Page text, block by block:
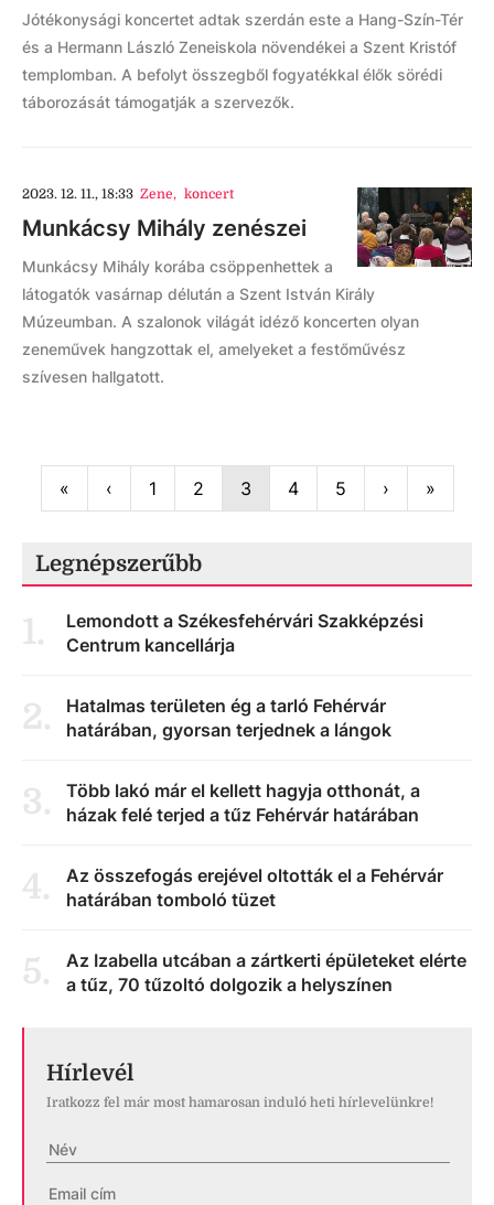
Jótékonysági koncertet adtak szerdán este a Hang-Szín-Tér
és a Hermann László Zeneiskola növendékei a Szent Kristóf
templomban. A befolyt összegből fogyatékkal élők sörédi
táborozását támogatják a szervezők.
2023. 12. 11., 18:33 Zene, koncert
Munkácsy Mihály zenészei
Munkácsy Mihály korába csöppenhettek a
látogatók vasárnap délután a Szent István Király
Múzeumban. A szalonok világát idéző koncerten olyan
zeneművek hangzottak el, amelyeket a festőművész
szívesen hallgatott.
«First ‹Previous
1 2 3 4 5 ›Next»Last
Legnépszerűbb
1.
Lemondott a Székesfehérvári Szakképzési
Centrum kancellárja
2.
Hatalmas területen ég a tarló Fehérvár
határában, gyorsan terjednek a lángok
3.
Több lakó már el kellett hagyja otthonát, a
házak felé terjed a tűz Fehérvár határában
4.
Az összefogás erejével oltották el a Fehérvár
határában tomboló tüzet
5.
Az Izabella utcában a zártkerti épületeket elérte
a tűz, 70 tűzoltó dolgozik a helyszínen
Hírlevél
Iratkozz fel már most hamarosan induló heti hírlevelünkre!